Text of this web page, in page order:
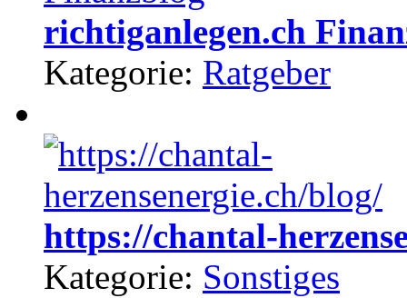
richtiganlegen.ch
Kategorie: Ratgeber
https://chantal-
Kategorie: Sonstiges